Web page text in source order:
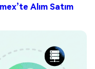
Alım Satım